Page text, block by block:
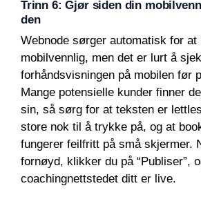
Trinn 6: Gjør siden din
den
Webnode sørger automatisk for
mobilvennlig, men det er lurt å
forhåndsvisningen på mobilen før
Mange potensielle kunder finner
sin, så sørg for at teksten er
store nok til å trykke på, og at
fungerer feilfritt på små skjermer.
fornøyd, klikker du på “Publiser”,
coachingnettstedet ditt er live.